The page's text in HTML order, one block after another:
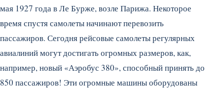
мая 1927 года в Ле Бурже, возле Парижа. Некоторое
время спустя самолеты начинают перевозить
пассажиров. Сегодня рейсовые самолеты регулярных
авиалиний могут достигать огромных размеров, как,
например, новый «Аэробус 380», способный принять до
850 пассажиров! Эти огромные машины оборудованы